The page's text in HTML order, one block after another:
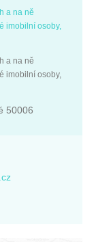
a na ně
imobilní osoby,
a na ně
imobilní osoby,
50006